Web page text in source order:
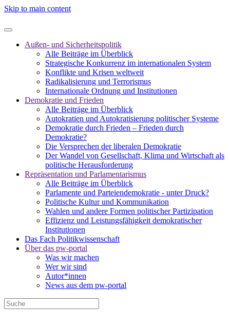
Skip to main content
Außen- und Sicherheitspolitik
Alle Beiträge im Überblick
Strategische Konkurrenz im internationalen System
Konflikte und Krisen weltweit
Radikalisierung und Terrorismus
Internationale Ordnung und Institutionen
Demokratie und Frieden
Alle Beiträge im Überblick
Autokratien und Autokratisierung politischer Systeme
Demokratie durch Frieden – Frieden durch
Demokratie?
Die Versprechen der liberalen Demokratie
Der Wandel von Gesellschaft, Klima und Wirtschaft als
politische Herausforderung
Repräsentation und Parlamentarismus
Alle Beiträge im Überblick
Parlamente und Parteiendemokratie - unter Druck?
Politische Kultur und Kommunikation
Wahlen und andere Formen politischer Partizipation
Effizienz und Leistungsfähigkeit demokratischer
Institutionen
Das Fach Politikwissenschaft
Über das pw-portal
Was wir machen
Wer wir sind
Autor*innen
News aus dem pw-portal